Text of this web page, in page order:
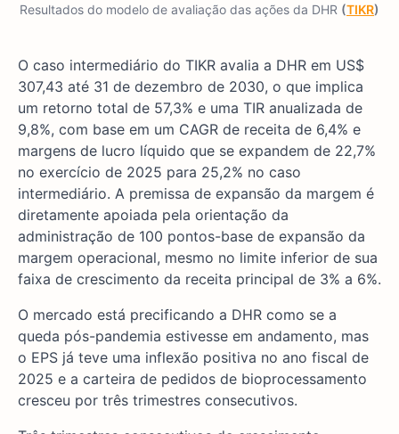
Resultados do modelo de avaliação das ações da DHR (TIKR)
O caso intermediário do TIKR avalia a DHR em US$
307,43 até 31 de dezembro de 2030, o que implica
um retorno total de 57,3% e uma TIR anualizada de
9,8%, com base em um CAGR de receita de 6,4% e
margens de lucro líquido que se expandem de 22,7%
no exercício de 2025 para 25,2% no caso
intermediário. A premissa de expansão da margem é
diretamente apoiada pela orientação da
administração de 100 pontos-base de expansão da
margem operacional, mesmo no limite inferior de sua
faixa de crescimento da receita principal de 3% a 6%.
O mercado está precificando a DHR como se a
queda pós-pandemia estivesse em andamento, mas
o EPS já teve uma inflexão positiva no ano fiscal de
2025 e a carteira de pedidos de bioprocessamento
cresceu por três trimestres consecutivos.